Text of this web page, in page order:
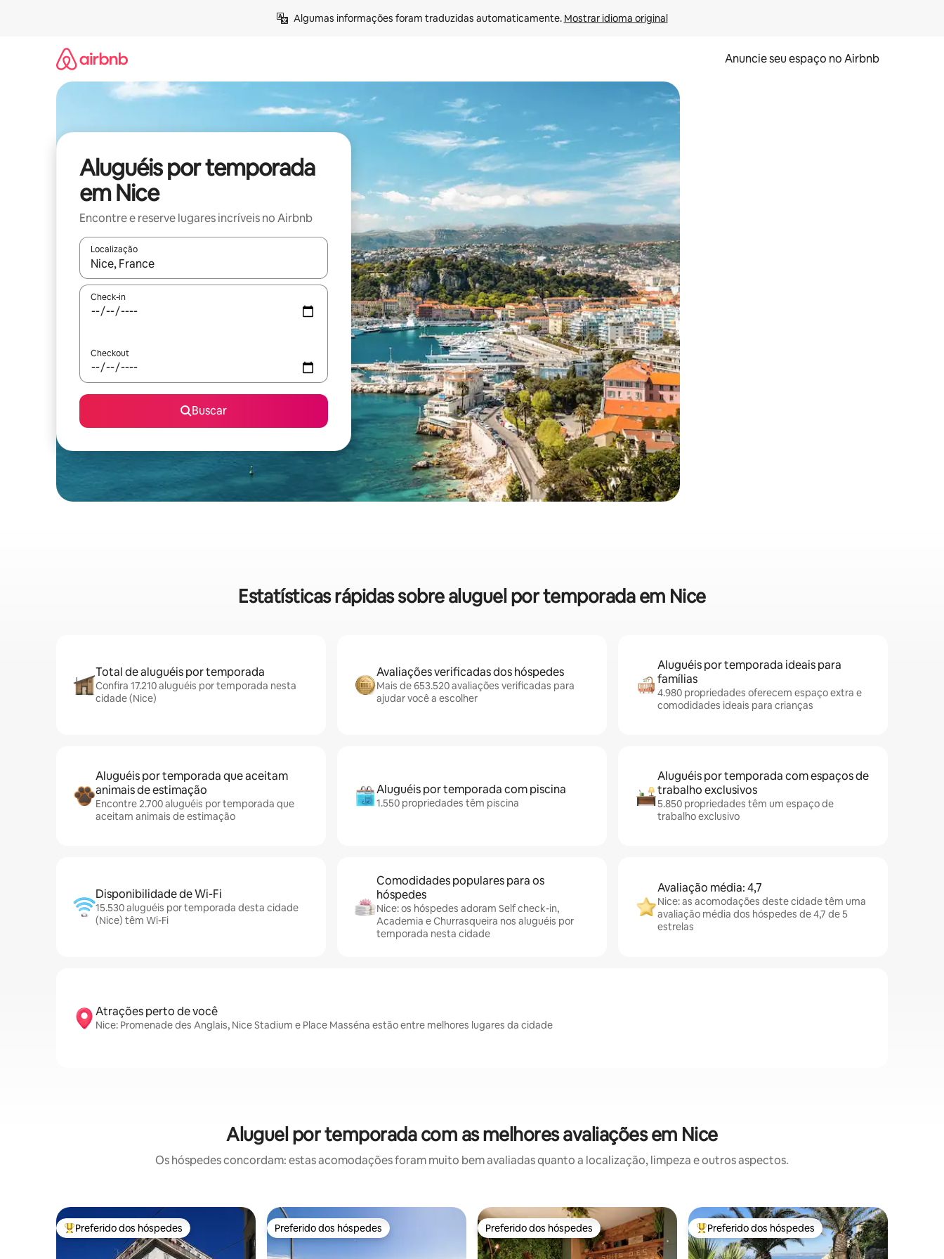
Algumas informações foram traduzidas automaticamente. Mostrar idioma original
Anuncie seu espaço no Airbnb
Aluguéis por temporada
em Nice
Encontre e reserve lugares incríveis no Airbnb
Localização
Quando os resultados estiverem disponíveis, explore-os usando as seta para cima e para baixo do teclado ou tocando e deslizando o dedo na tela.
Check-in
Checkout
Buscar
Estatísticas rápidas sobre aluguel por temporada em Nice
Total de aluguéis por temporada
Confira 17.210 aluguéis por temporada nesta
cidade (Nice)
Avaliações verificadas dos hóspedes
Mais de 653.520 avaliações verificadas para
ajudar você a escolher
Aluguéis por temporada ideais para
famílias
4.980 propriedades oferecem espaço extra e
comodidades ideais para crianças
Aluguéis por temporada que aceitam
animais de estimação
Encontre 2.700 aluguéis por temporada que
aceitam animais de estimação
Aluguéis por temporada com piscina
1.550 propriedades têm piscina
Aluguéis por temporada com espaços de
trabalho exclusivos
5.850 propriedades têm um espaço de
trabalho exclusivo
Disponibilidade de Wi-Fi
15.530 aluguéis por temporada desta cidade
(Nice) têm Wi-Fi
Comodidades populares para os
hóspedes
Nice: os hóspedes adoram Self check-in,
Academia e Churrasqueira nos aluguéis por
temporada nesta cidade
Avaliação média: 4,7
Nice: as acomodações deste cidade têm uma
avaliação média dos hóspedes de 4,7 de 5
estrelas
Atrações perto de você
Nice: Promenade des Anglais, Nice Stadium e Place Masséna estão entre melhores lugares da cidade
Aluguel por temporada com as melhores avaliações em Nice
Os hóspedes concordam: estas acomodações foram muito bem avaliadas quanto a localização, limpeza e outros aspectos.
Entre os melhores preferidos dos hóspedes
Preferido dos hóspedes Preferido dos hóspedes
Preferido dos hóspedes Preferido dos hóspedes
Preferido dos hóspedes Entre os melhores preferidos dos hóspedes
Preferido dos hóspedes